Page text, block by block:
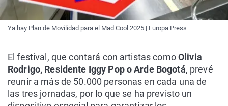
Ya hay Plan de Movilidad para el Mad Cool 2025 | Europa Press
El festival, que contará con artistas comoOlivia
Rodrigo, Residente Iggy Pop o Arde Bogotá, prevé
reunir a más de 50.000 personas en cada una de
las tres jornadas, por lo que se ha previsto un